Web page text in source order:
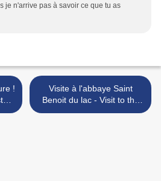
je n'arrive pas à savoir ce que tu as
Visite à l'abbaye Saint
Benoit du lac - Visit to the
abbey Saint Benoit du lac >